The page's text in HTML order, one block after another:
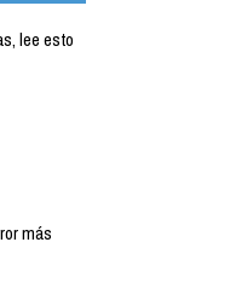
lee esto
más